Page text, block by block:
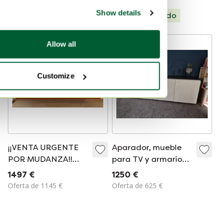
Show details
Allow all
Customize
Seleccionado
¡¡VENTA URGENTE
POR MUDANZA!!
Aparador de diseño
Red Kettnaker
1497 €
Oferta de 1145 €
Aparador, mueble
para TV y armario
cúbico de 4 puertas
de Bert Plantagie,
1250 €
Oferta de 625 €